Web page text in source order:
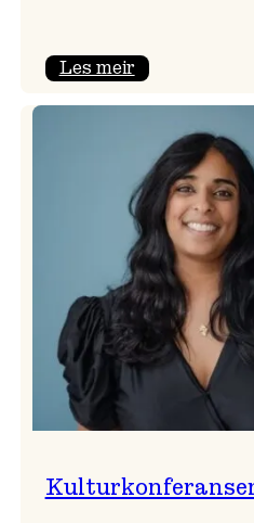
Les meir:
tilbake!